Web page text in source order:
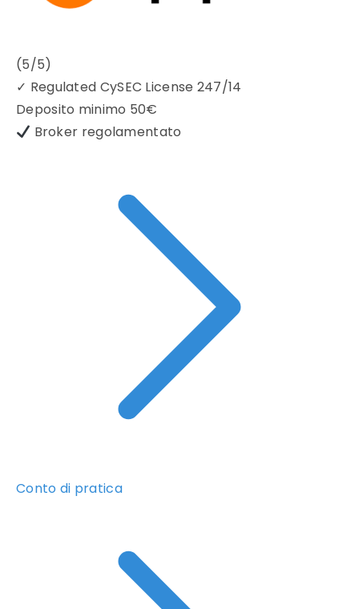
(5/5)
✓ Regulated CySEC License 247/14
Deposito minimo 50€
Broker regolamentato
Conto di pratica